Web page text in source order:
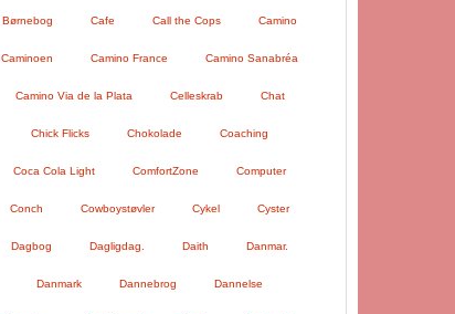
Børnebog Cafe Call the Cops Camino
Caminoen Camino France Camino Sanabréa
Camino Via de la Plata Celleskrab Chat
Chick Flicks Chokolade Coaching
Coca Cola Light ComfortZone Computer
Conch Cowboystøvler Cykel Cyster
Dagbog Dagligdag. Daith Danmar.
Danmark Dannebrog Dannelse